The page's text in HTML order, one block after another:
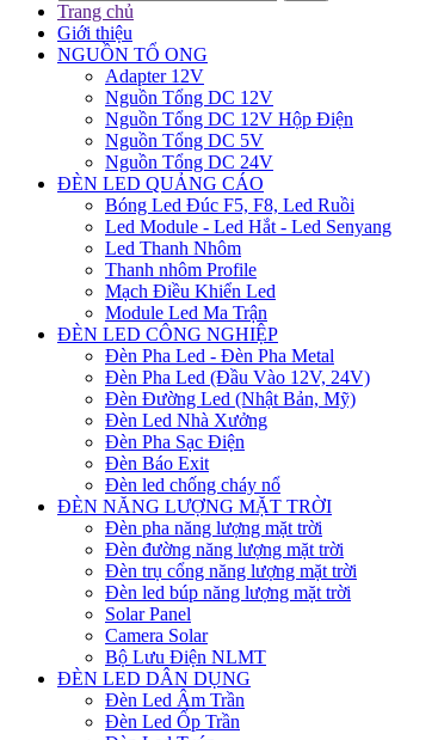
Trang chủ
Giới thiệu
NGUỒN TỔ ONG
Adapter 12V
Nguồn Tổng DC 12V
Nguồn Tổng DC 12V Hộp Điện
Nguồn Tổng DC 5V
Nguồn Tổng DC 24V
ĐÈN LED QUẢNG CÁO
Bóng Led Đúc F5, F8, Led Ruồi
Led Module - Led Hắt - Led Senyang
Led Thanh Nhôm
Thanh nhôm Profile
Mạch Điều Khiển Led
Module Led Ma Trận
ĐÈN LED CÔNG NGHIỆP
Đèn Pha Led - Đèn Pha Metal
Đèn Pha Led (Đầu Vào 12V, 24V)
Đèn Đường Led (Nhật Bản, Mỹ)
Đèn Led Nhà Xưởng
Đèn Pha Sạc Điện
Đèn Báo Exit
Đèn led chống cháy nổ
ĐÈN NĂNG LƯỢNG MẶT TRỜI
Đèn pha năng lượng mặt trời
Đèn đường năng lượng mặt trời
Đèn trụ cổng năng lượng mặt trời
Đèn led búp năng lượng mặt trời
Solar Panel
Camera Solar
Bộ Lưu Điện NLMT
ĐÈN LED DÂN DỤNG
Đèn Led Âm Trần
Đèn Led Ốp Trần